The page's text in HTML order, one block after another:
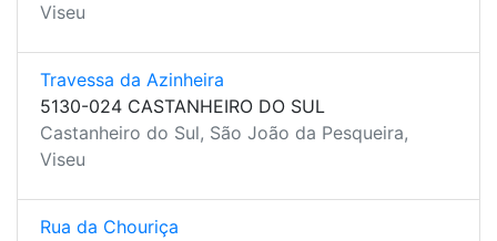
Viseu
Travessa da Azinheira
5130-024 CASTANHEIRO DO SUL
Castanheiro do Sul, São João da Pesqueira,
Viseu
Rua da Chouriça